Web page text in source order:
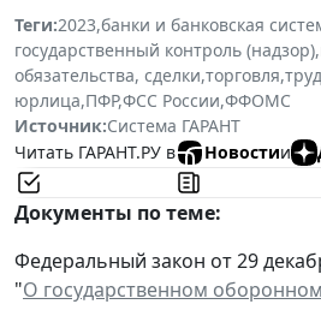
Теги:2023,банки и банковская
государственный контроль (надзор),
обязательства, сделки,торговля,
юрлица,ПФР,ФСС России,ФФОМС
Источник:Система ГАРАНТ
Читать ГАРАНТ.РУ в
Новостии
Документы по теме:
Федеральный закон от 29
"О государственном